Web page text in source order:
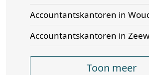
Accountantskantoren in
Accountantskantoren in
Toon meer